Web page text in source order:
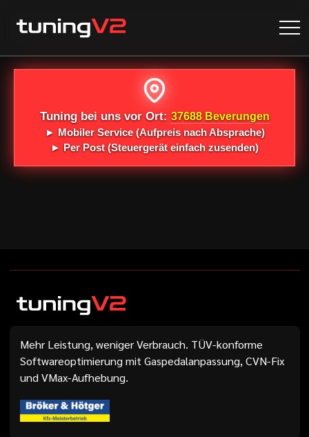
Tuning bei uns vor Ort: 37688 Beverungen
► Mobiler Service(Aufpreis nach Absprache)
►Per Post(Steuergerät einfach zusenden)
Mehr Leistung, weniger Verbrauch. TÜV-konforme
Softwareoptimierung mit Gaspedalanpassung, CVN-Fix
und VMax-Aufhebung.